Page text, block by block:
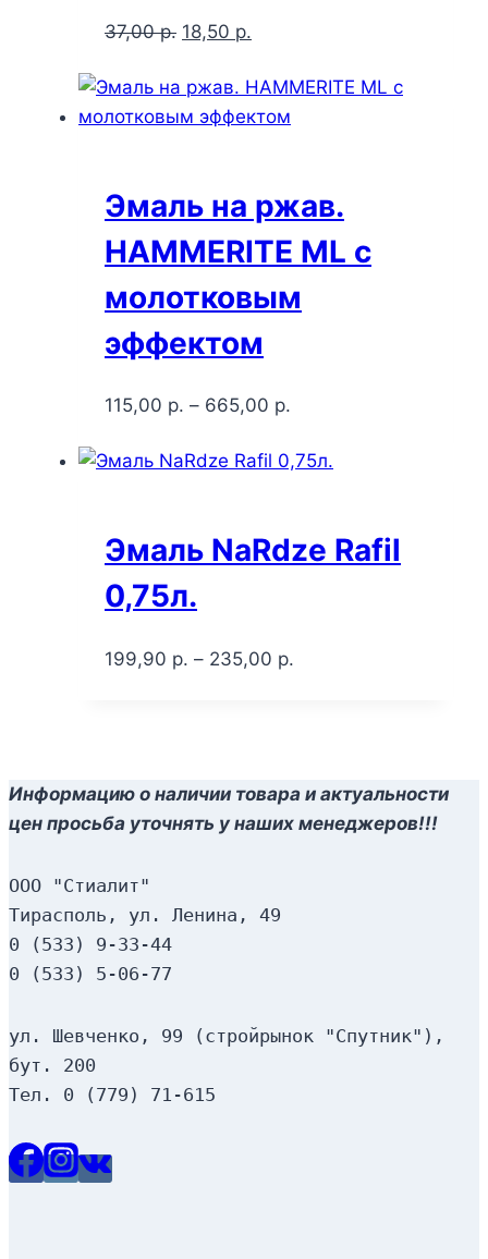
37,00р. Первоначальная
составляла
37,00 р..
18,50 р.
18,50 р..
Эмаль на ржав.
HAMMERITE ML с
молотковым
эффектом
115,00 р. – 665,00 р.
Эмаль NaRdze Rafil
0,75л.
199,90 р. – 235,00 р.
Информацию о наличии товара и актуальности
цен просьба уточнять у наших менеджеров!!!
ООО "Стиалит"
Тирасполь, ул. Ленина, 49
0 (533) 9-33-44
0 (533) 5-06-77
ул. Шевченко, 99 (стройрынок "Спутник"),
бут. 200
Тел. 0 (779) 71-615